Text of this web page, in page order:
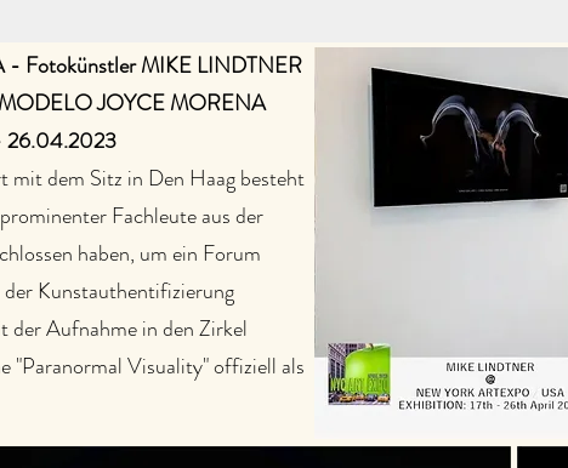
- Fotokünstler MIKE LINDTNER
JOYCE MORENA
26.04.2023
dem Sitz in Den Haag besteht
Fachleute aus der
haben, um ein Forum
Kunstauthentifizierung
der Aufnahme in den Zirkel
"Paranormal Visuality" offiziell als